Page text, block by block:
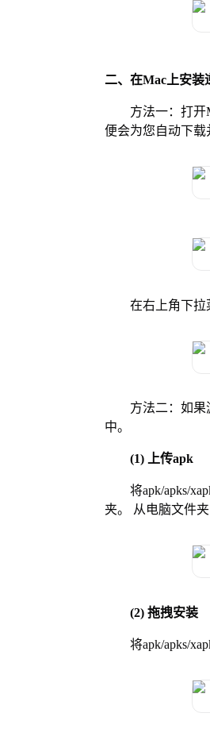
二、在Mac上安装
方法一：打开
便会为您自动下载
在右上角下拉
方法二：如
中。
(1) 上传apk
将apk/apks/
夹。 从电脑文件
(2) 拖拽安装
将apk/apks/